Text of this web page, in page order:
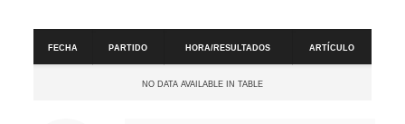
Fecha
Partido Hora/Resultados Artículo
No data available in table